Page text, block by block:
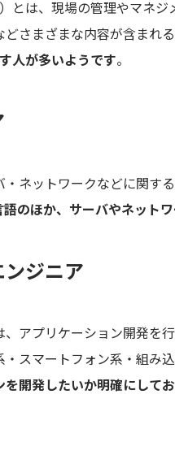
とは、現場の管理やマネ
さまざまな内容が含まれ
人が多いようです。
ネットワークなどに関す
のほか、サーバやネット
ジニア
アプリケーション開発を
スマートフォン系・組み
開発したいか明確にして